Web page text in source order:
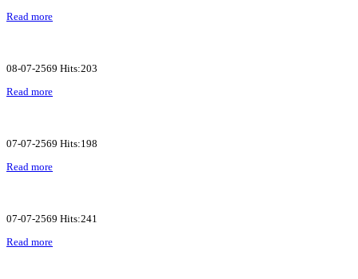
Read more
08-07-2569 Hits:203
Read more
07-07-2569 Hits:198
Read more
07-07-2569 Hits:241
Read more